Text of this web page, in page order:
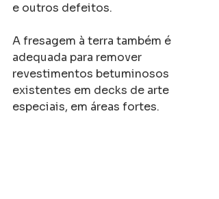
e outros defeitos.
A fresagem à terra também é
adequada para remover
revestimentos betuminosos
existentes em decks de arte
especiais, em áreas fortes.